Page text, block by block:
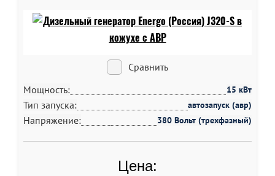
Сравнить
Мощность:
15 кВт
Тип запуска: автозапуск (авр)
Напряжение: 380 Вольт (трехфазный)
Цена: